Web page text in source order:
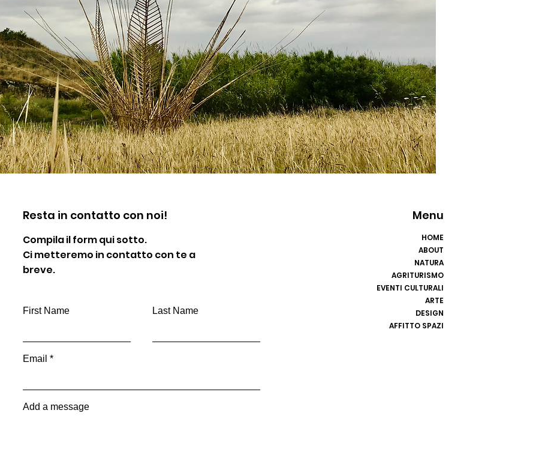
Resta in contatto con noi!
Compila il form qui sotto.
Ci metteremo in contatto con te a
breve.
First Name Last Name
Email
Add a message
Menu
HOME
ABOUT
NATURA
AGRITURISMO
EVENTI CULTURALI
ARTE
DESIGN
AFFITTO SPAZI